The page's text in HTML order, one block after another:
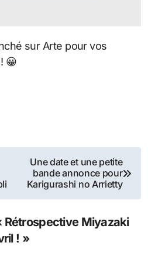
sur Arte pour vos
😀
Une date et une petite
bande annonce pour
Karigurashi no Arrietty
Rétrospective Miyazaki
! »